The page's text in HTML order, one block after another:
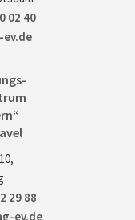
02 40
29 88
ev.de